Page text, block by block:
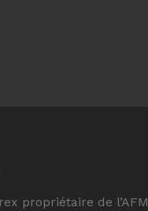
propriétaire de l’AFM